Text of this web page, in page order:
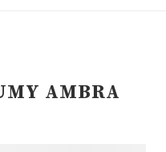
AMBRA